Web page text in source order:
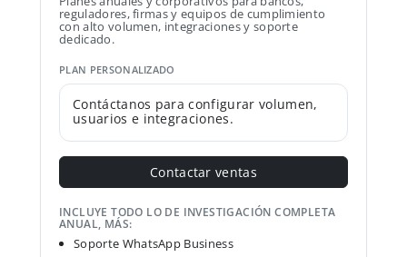
reguladores, firmas y equipos de cumplimiento
con alto volumen, integraciones y soporte
dedicado.
PLAN PERSONALIZADO
Contáctanos para configurar volumen,
usuarios e integraciones.
Contactar ventas
INCLUYE TODO LO DE INVESTIGACIÓN COMPLETA
ANUAL, MÁS:
Soporte WhatsApp Business